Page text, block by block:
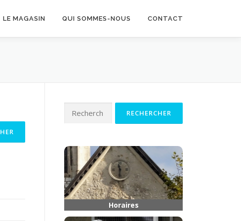
LE MAGASIN QUI SOMMES-NOUS CONTACT
Rechercher :
Horaires